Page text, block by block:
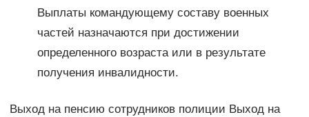
Выплаты командующему составу военных
частей назначаются при достижении
определенного возраста или в результате
получения инвалидности.
Выход на пенсию сотрудников полиции Выход на